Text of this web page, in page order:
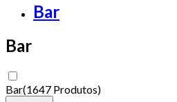
Bar
Bar
Bar(1647 Produtos)